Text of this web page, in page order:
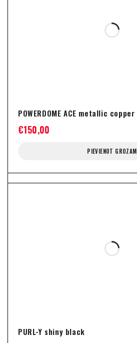
POWERDOME ACE metallic copper
€150,00
PIEVIENOT GROZAM
PURL-Y shiny black